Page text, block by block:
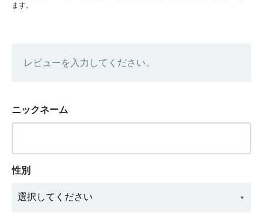
ます。
レビューを入力してください。
ニックネーム
性別